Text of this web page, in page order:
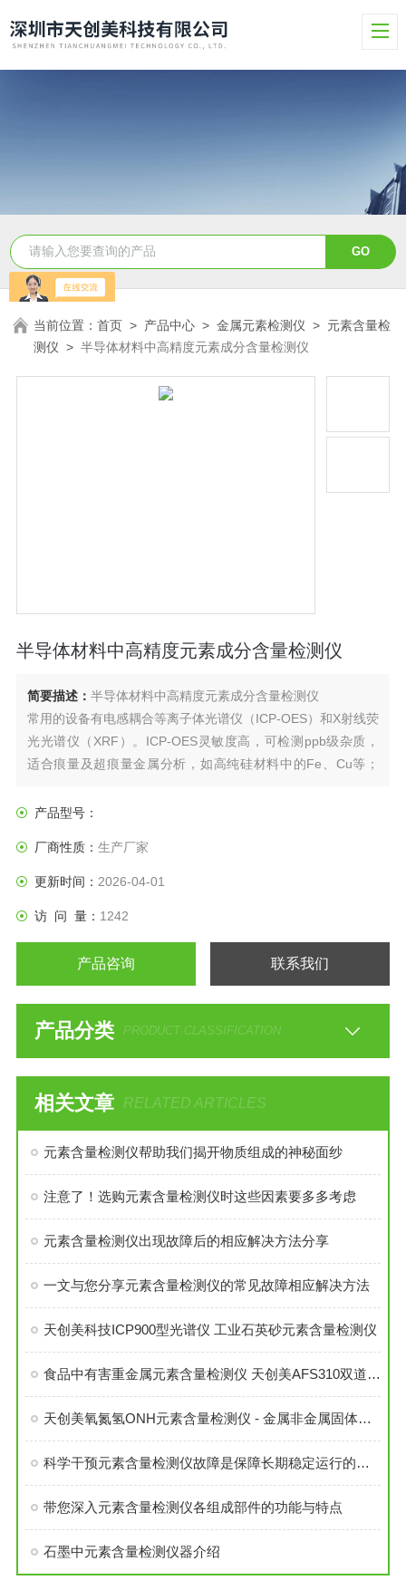
当前位置：首页 > 产品中心 >金属元素检测仪 > 元素含量检
测仪 >半导体材料中高精度元素成分含量检测仪
半导体材料中高精度元素成分含量检测仪
简要描述： 半导体材料中高精度元素成分含量检测仪
常用的设备有电感耦合等离子体光谱仪（ICP-OES）和X射线荧
光光谱仪（XRF）。ICP-OES灵敏度高，可检测ppb级杂质，
适合痕量及超痕量金属分析，如高纯硅材料中的Fe、Cu等；
片表面金属污染物，如Fe、Cu，及分析溅射薄膜成分与厚度。
产品型号：
厂商性质： 生产厂家
更新时间： 2026-04-01
访 问 量： 1242
产品咨询 联系我们
产品分类 PRODUCT CLASSIFICATION
相关文章 RELATED ARTICLES
元素含量检测仪帮助我们揭开物质组成的神秘面纱
注意了！选购元素含量检测仪时这些因素要多多考虑
元素含量检测仪出现故障后的相应解决方法分享
一文与您分享元素含量检测仪的常见故障相应解决方法
天创美科技ICP900型光谱仪 工业石英砂元素含量检测仪
食品中有害重金属元素含量检测仪 天创美AFS310双道原子荧光光谱仪
天创美氧氮氢ONH元素含量检测仪 - 金属非金属固体材料氧氮氢分析仪
科学干预元素含量检测仪故障是保障长期稳定运行的关键
带您深入元素含量检测仪各组成部件的功能与特点
石墨中元素含量检测仪器介绍